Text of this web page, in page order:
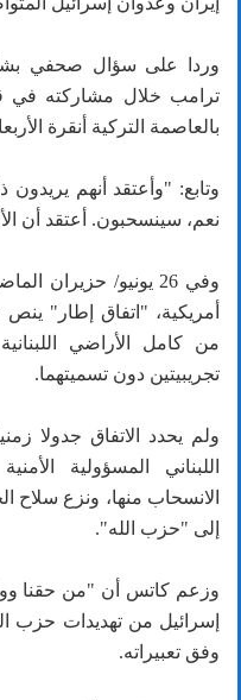
وردا على سؤال صحفي
ترامب خلال مشاركته في
بالعاصمة التركية أنقرة
وتابع: "وأعتقد أنهم يريدون
نعم، سينسحبون. أعتقد أن
وفي 26 يونيو/
أمريكية، "اتفاق إطار"
من كامل الأراضي
تجريبيتين دون تسميتهما.
ولم يحدد الاتفاق جدولا
اللبناني المسؤولية
الانسحاب منها، ونزع
إلى "حزب الله".
وزعم كاتس أن "من حقنا
إسرائيل من تهديدات حزب
وفق تعبيراته.